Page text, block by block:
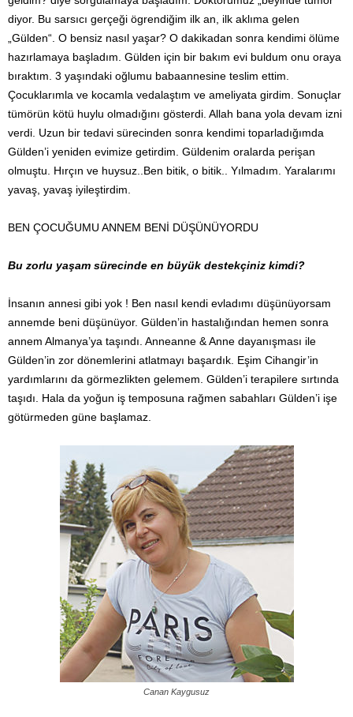
diyor. Bu sarsıcı gerçeği ögrendiğim ilk an, ilk aklıma gelen
„Gülden“. O bensiz nasıl yaşar? O dakikadan sonra kendimi ölüme
hazırlamaya başladım. Gülden için bir bakım evi buldum onu oraya
bıraktım. 3 yaşındaki oğlumu babaannesine teslim ettim.
Çocuklarımla ve kocamla vedalaştım ve ameliyata girdim. Sonuçlar
tümörün kötü huylu olmadığını gösterdi. Allah bana yola devam izni
verdi. Uzun bir tedavi sürecinden sonra kendimi toparladığımda
Gülden’i yeniden evimize getirdim. Güldenim oralarda perişan
olmuştu. Hırçın ve huysuz..Ben bitik, o bitik.. Yılmadım. Yaralarımı
yavaş, yavaş iyileştirdim.
BEN ÇOCUĞUMU ANNEM BENİ DÜŞÜNÜYORDU
Bu zorlu yaşam sürecinde en büyük destekçiniz kimdi?
İnsanın annesi gibi yok ! Ben nasıl kendi evladımı düşünüyorsam
annemde beni düşünüyor. Gülden’in hastalığından hemen sonra
annem Almanya’ya taşındı. Anneanne & Anne dayanışması ile
Gülden’in zor dönemlerini atlatmayı başardık. Eşim Cihangir’in
yardımlarını da görmezlikten gelemem. Gülden’i terapilere sırtında
taşıdı. Hala da yoğun iş temposuna rağmen sabahları Gülden’i işe
götürmeden güne başlamaz.
Canan Kaygusuz